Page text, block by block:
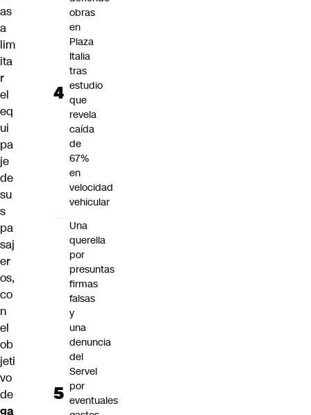
as
a
lim
ita
r
el
eq
ui
pa
je
de
su
s
pa
saj
er
os,
co
n
el
ob
jeti
vo
de
ga
obras
en
Plaza
Italia
tras
estudio
que
revela
caída
de
67%
en
velocidad
vehicular
Una
querella
por
presuntas
firmas
falsas
y
una
denuncia
del
Servel
por
eventuales